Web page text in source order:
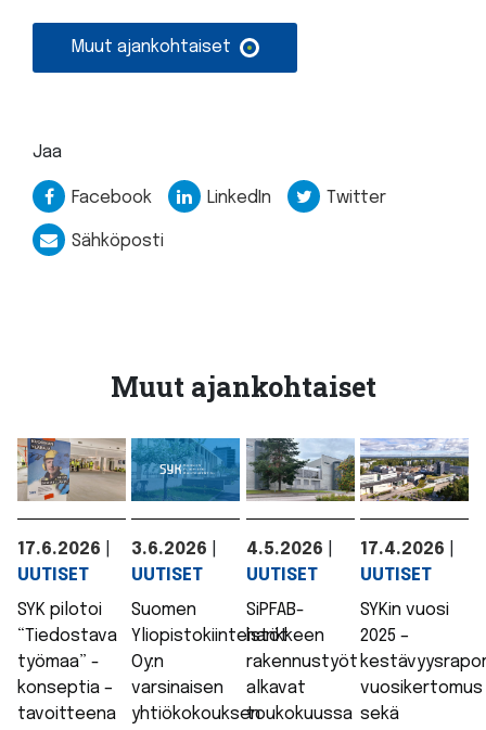
Muut ajankohtaiset
Jaa
Facebook LinkedIn Twitter
Sähköposti
Muut ajankohtaiset
17.6.2026
UUTISET
SYK pilotoi
“Tiedostava
työmaa” -
konseptia –
tavoitteena
3.6.2026
UUTISET
Suomen
Yliopistokiinteistöt
Oy:n
varsinaisen
yhtiökokouksen
4.5.2026
UUTISET
SiPFAB-
hankkeen
rakennustyöt
alkavat
toukokuussa
17.4.2026
UUTISET
SYKin vuosi
2025 –
vuosikertomus
sekä